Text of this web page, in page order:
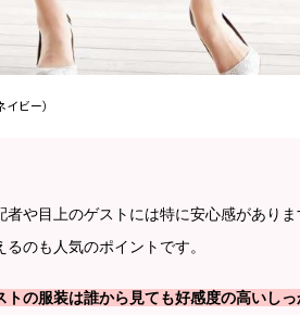
ビー）
や目上のゲストには特に安心感がありま
のも人気のポイントです。
トの服装は誰から見ても好感度の高いし